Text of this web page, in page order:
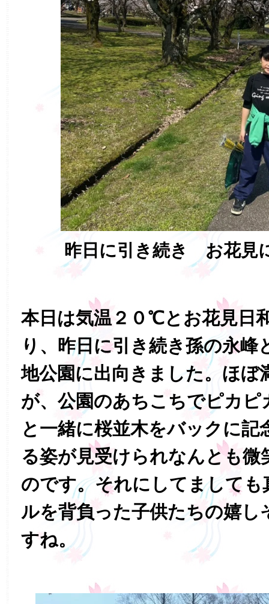
昨日に引き続き お花見
本日は気温２０℃とお花見日
り、昨日に引き続き孫の永峰
地公園に出向きました。ほぼ
が、公園のあちこちでピカピ
と一緒に桜並木をバックに記
る姿が見受けられなんとも微
のです。それにしてまして
ルを背負った子供たちの嬉し
すね。